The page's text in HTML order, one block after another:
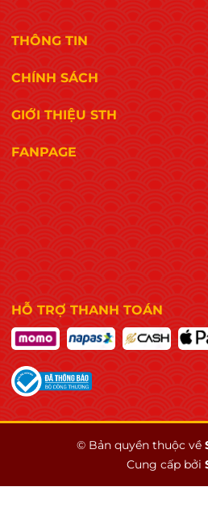
THÔNG TIN
CHÍNH SÁCH
GIỚI THIỆU STH
FANPAGE
HỖ TRỢ THANH TOÁN
© Bản quyền thuộc về
Cung cấp bởi